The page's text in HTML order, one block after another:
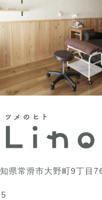
県常滑市大野町9丁目